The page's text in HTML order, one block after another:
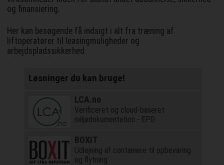
og finansiering.
Her kan besøgende få indsigt i alt fra træning af
liftoperatører til leasingmuligheder og
arbejdspladssikkerhed.
Løsninger du kan bruge!
LCA.no
Verificeret og cloud-baseret
miljødokumentation - EPD
BOXIT
Udlejning af containere til opbevaring
og flytning